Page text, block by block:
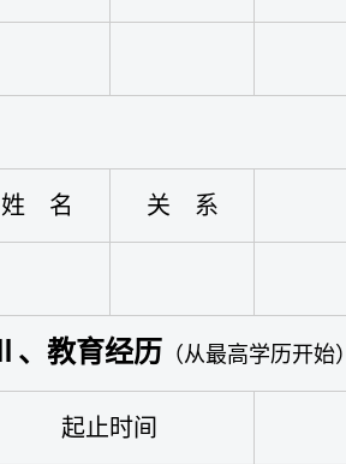
姓 名 关 系
Ⅱ、教育经历 （从最高学历开始）
起止时间